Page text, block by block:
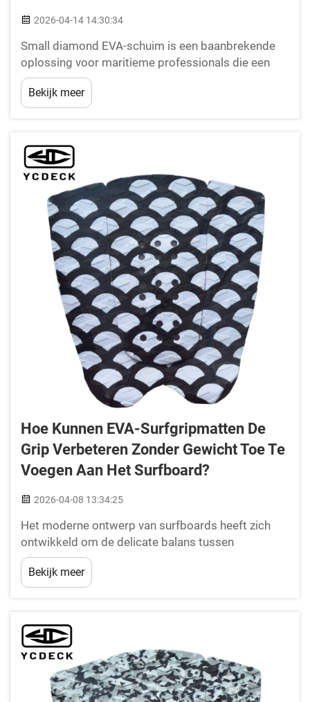
2026-04-14 14:30:34
Small diamond EVA-schuim is een baanbrekende
oplossing voor maritieme professionals die een
superieure gripverbetering zoeken voor
toepassingen met maatgemaakte vloeren. Dit
gespecialiseerde materiaal combineert de
met een precieze...
Bekijk meer
Hoe Kunnen EVA-Surfgripmatten De
Grip Verbeteren Zonder Gewicht Toe Te
Voegen Aan Het Surfboard?
2026-04-08 13:34:25
Het moderne ontwerp van surfboards heeft zich
ontwikkeld om de delicate balans tussen
prestaties en gewicht te prioriteren, waardoor elk
gram cruciaal is voor optimaal golfridden. EVA-
surfgripmatten vormen een baanbrekende
Bekijk meer